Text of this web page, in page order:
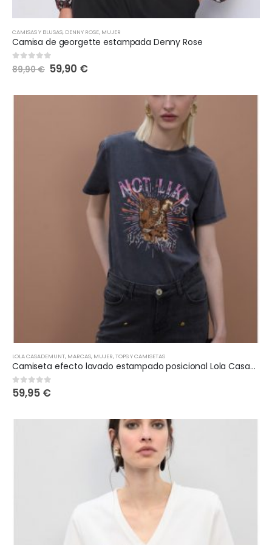
CAMISAS Y BLUSAS, DENNY ROSE, MUJER
Camisa de georgette estampada Denny Rose
0out of 5
89,90€ 59,90 €
LOLA CASADEMUNT, MARCAS, MUJER,TOPS Y CAMISETAS
Camiseta efecto lavado estampado posicional Lola Casademunt
0out of 5
59,95 €